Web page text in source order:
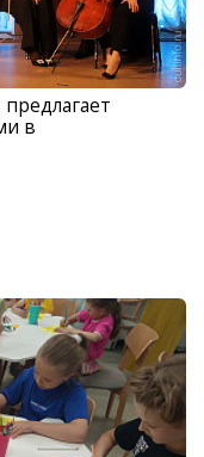
в